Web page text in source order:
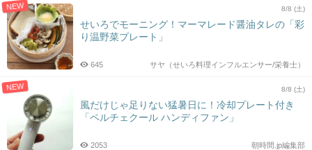
NEW 8/8 (土)
せいろでモーニング！マーマレード醤油タレの「彩
り温野菜プレート」
サヤ（せいろ料理インフルエンサー/栄養士）
645
NEW 8/8 (土)
風だけじゃ足りない猛暑日に！冷却プレート付き
「ペルチェクール ハンディファン」
朝時間.jp編集部
2053